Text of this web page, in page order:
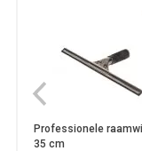
Professionele
35 cm